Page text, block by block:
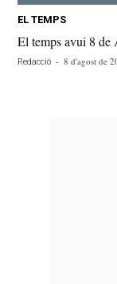
EL TEMPS
El temps avui 8 de
Redacció - 8 d'agost de